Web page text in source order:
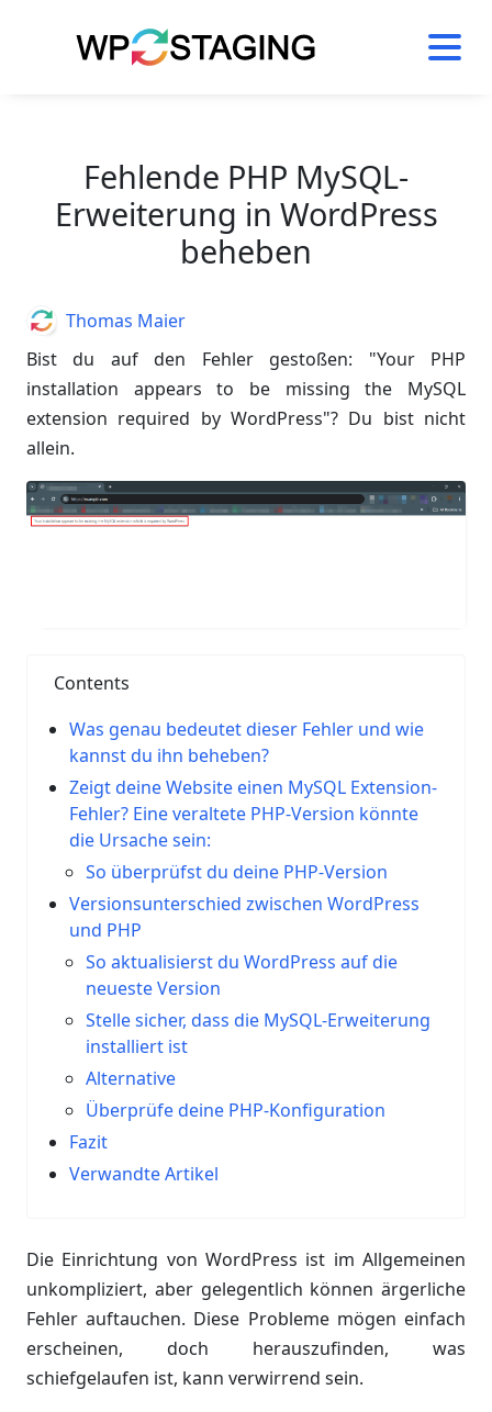
Fehlende PHP MySQL-
Erweiterung in WordPress
beheben
Bist du auf den Fehler gestoßen: "Your PHP
installation appears to be missing the MySQL
extension required by WordPress"? Du bist nicht
allein.
Contents
Was genau bedeutet dieser Fehler und wie
kannst du ihn beheben?
Zeigt deine Website einen MySQL Extension-
Fehler? Eine veraltete PHP-Version könnte
die Ursache sein:
So überprüfst du deine PHP-Version
Versionsunterschied zwischen WordPress
und PHP
So aktualisierst du WordPress auf die
neueste Version
Stelle sicher, dass die MySQL-Erweiterung
installiert ist
Alternative
Überprüfe deine PHP-Konfiguration
Fazit
Verwandte Artikel
Die Einrichtung von WordPress ist im Allgemeinen
unkompliziert, aber gelegentlich können ärgerliche
Fehler auftauchen. Diese Probleme mögen einfach
erscheinen, doch herauszufinden, was
schiefgelaufen ist, kann verwirrend sein.
AuthorThomas Maier